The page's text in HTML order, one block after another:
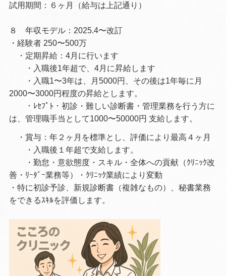
試用期間：６ヶ月（給与は上記通り）
８ 年収モデル：2025.4〜改訂
・経験者 250〜500万
・定期昇給：4月に行います
・入職後1年超で、4月に昇給します
・入職1〜3年は、月5000円、 その後は1年毎に月
2000〜3000円程度の昇給とします。
・ﾚｾﾌﾟﾄ・初診・難しい診断書・管理業務を行う方に
は、管理職手当として1000〜50000円 支給します。
・賞与：年２ヶ月を標準とし、評価により最高４ヶ月
・入職後１年超で支給します。
・勤怠・ 意欲態度・スキル・全体への貢献（ｸﾘﾆｯｸ改
善・ﾘｰﾀﾞｰ業務等）・ ｸﾘﾆｯｸ業績により変動
・特に初診予診、新規診断書（複雑なもの）、秘書業務
をできるｽｷﾙを評価します。